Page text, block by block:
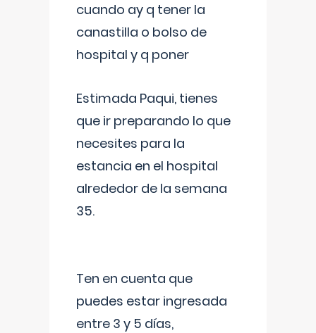
cuando ay q tener la
canastilla o bolso de
hospital y q poner
Estimada Paqui, tienes
que ir preparando lo que
necesites para la
estancia en el hospital
alrededor de la semana
35.
Ten en cuenta que
puedes estar ingresada
entre 3 y 5 días,